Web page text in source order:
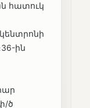
հատուկ
ին
ծ